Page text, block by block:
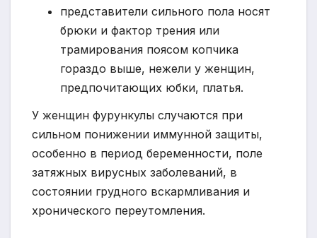
представители сильного пола носят
брюки и фактор трения или
трамирования поясом копчика
гораздо выше, нежели у женщин,
предпочитающих юбки, платья.
У женщин фурункулы случаются при
сильном понижении иммунной защиты,
особенно в период беременности, поле
затяжных вирусных заболеваний, в
состоянии грудного вскармливания и
хронического переутомления.